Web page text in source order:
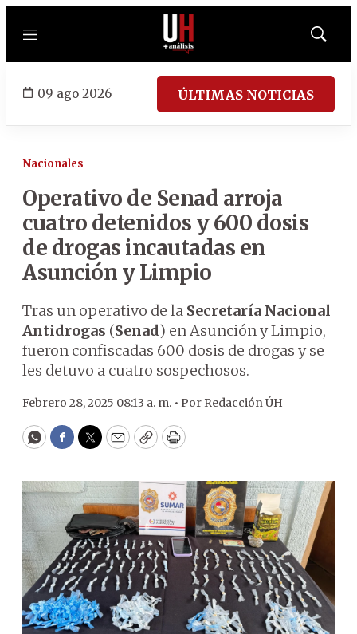
Menú
Mostrar
09 ago 2026 ÚLTIMAS NOTICIAS
Nacionales
Operativo de Senad arroja
cuatro detenidos y 600 dosis
de drogas incautadas en
Asunción y Limpio
Tras un operativo de la Secretaría Nacional
Antidrogas (Senad) en Asunción y Limpio,
fueron confiscadas 600 dosis de drogas y se
les detuvo a cuatro sospechosos.
Febrero 28, 2025 08:13 a. m. • Por Redacción ÚH
WhatsApp
Facebook
Twitter
EmailCopyPrint